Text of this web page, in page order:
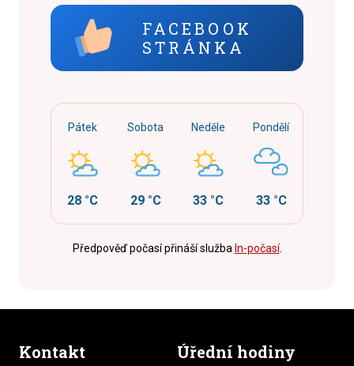
FACEBOOK
STRÁNKA
Pátek
28 °C
Sobota
29 °C
Neděle
33 °C
Pondělí
33 °C
Předpověď počasí přináší služba In-počasí.
Kontakt Úřední hodiny